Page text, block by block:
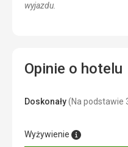
wyjazdu.
Opinie o hotelu
Doskonały(Na podstawie
Wyżywienie